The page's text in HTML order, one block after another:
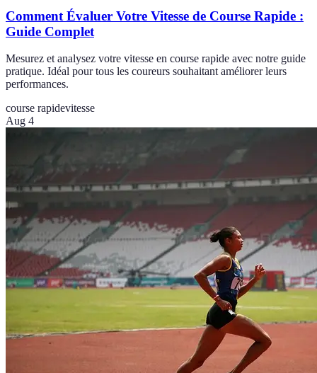
Comment Évaluer Votre Vitesse de Course Rapide :
Guide Complet
Mesurez et analysez votre vitesse en course rapide avec notre guide
pratique. Idéal pour tous les coureurs souhaitant améliorer leurs
performances.
course rapidevitesse
Aug 4